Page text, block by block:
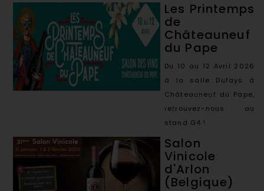
Les Printemps
de
Châteauneuf
du Pape
Du 10 au 12 Avril 2026
à la salle Dufays à
Châteauneuf du Pape,
retrouvez-nous au
stand G4 !
Salon
Vinicole
d'Arlon
(Belgique)